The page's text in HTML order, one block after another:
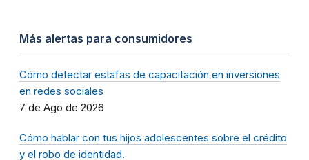
Más alertas para consumidores
Cómo detectar estafas de capacitación en inversiones
en redes sociales
7 de Ago de 2026
Cómo hablar con tus hijos adolescentes sobre el crédito
y el robo de identidad.